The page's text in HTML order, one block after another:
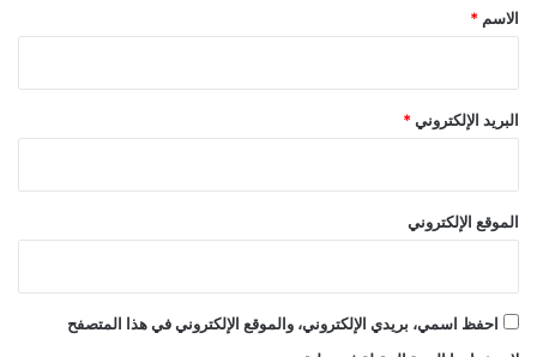
*
الاسم *
البريد الإلكتروني *
الموقع الإلكتروني
احفظ اسمي، بريدي الإلكتروني، والموقع الإلكتروني في هذا المتصفح